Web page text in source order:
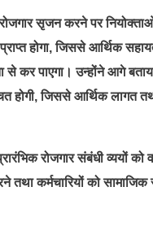
रोजगार सृजन करने पर
होगा, जिससे आर्थिक
से कर पाएगा। उन्होंने आगे
होगी, जिससे आर्थिक लागत
रोजगार संबंधी व्ययों को
कर्मचारियों को सामाजिक